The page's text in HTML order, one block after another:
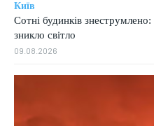
Київ
Сотні будинків
зникло світло
09.08.2026